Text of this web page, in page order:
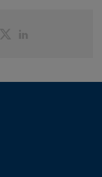
PartagerPartager